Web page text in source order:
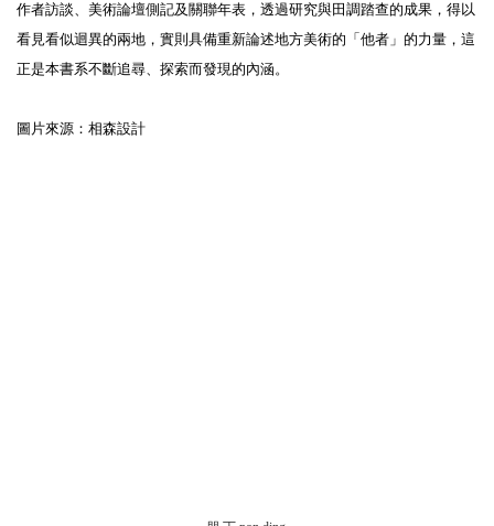
作者訪談、美術論壇側記及關聯年表，透過研究與田調踏查的成果，得以
看見看似迴異的兩地，實則具備重新論述地方美術的「他者」的力量，這
正是本書系不斷追尋、探索而發現的內涵。
圖片來源：相森設計